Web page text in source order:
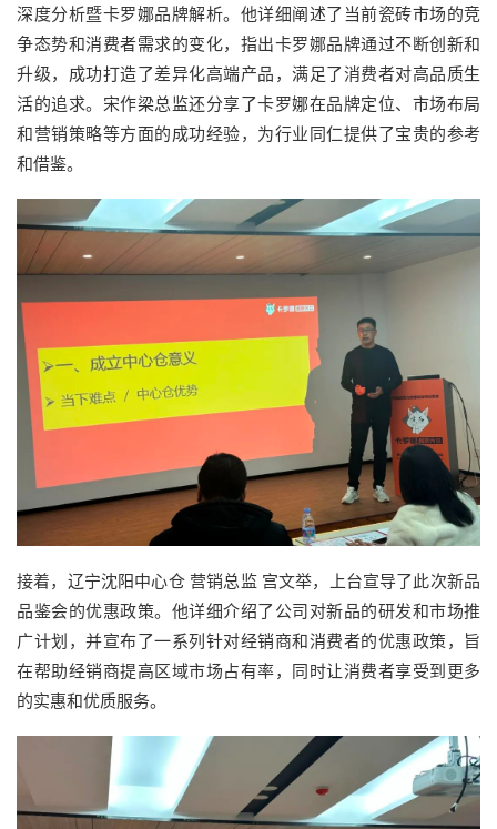
深度分析暨卡罗娜品牌解析。他详细阐述了当前瓷砖市场的竞
争态势和消费者需求的变化，指出卡罗娜品牌通过不断创新和
升级，成功打造了差异化高端产品，满足了消费者对高品质生
活的追求。宋作梁总监还分享了卡罗娜在品牌定位、市场布局
和营销策略等方面的成功经验，为行业同仁提供了宝贵的参考
和借鉴。
接着，辽宁沈阳中心仓 营销总监 宫文举，上台宣导了此次新品
品鉴会的优惠政策。他详细介绍了公司对新品的研发和市场推
广计划，并宣布了一系列针对经销商和消费者的优惠政策，旨
在帮助经销商提高区域市场占有率，同时让消费者享受到更多
的实惠和优质服务。